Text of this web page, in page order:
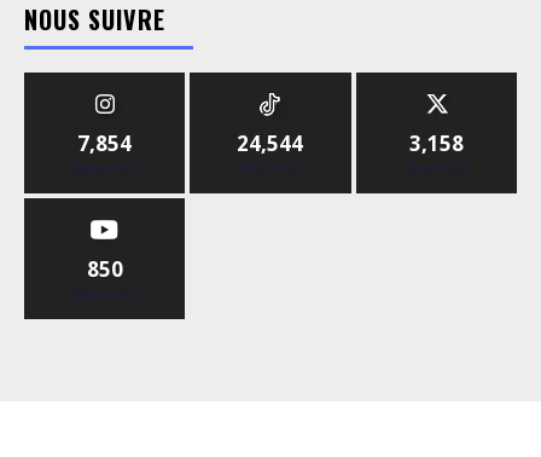
NOUS SUIVRE
7,854
Abonnés
24,544
Abonnés
3,158
Abonnés
850
Abonnés